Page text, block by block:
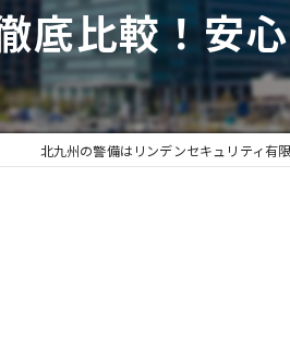
底比較！安
北九州の警備はリンデンセキュリティ有